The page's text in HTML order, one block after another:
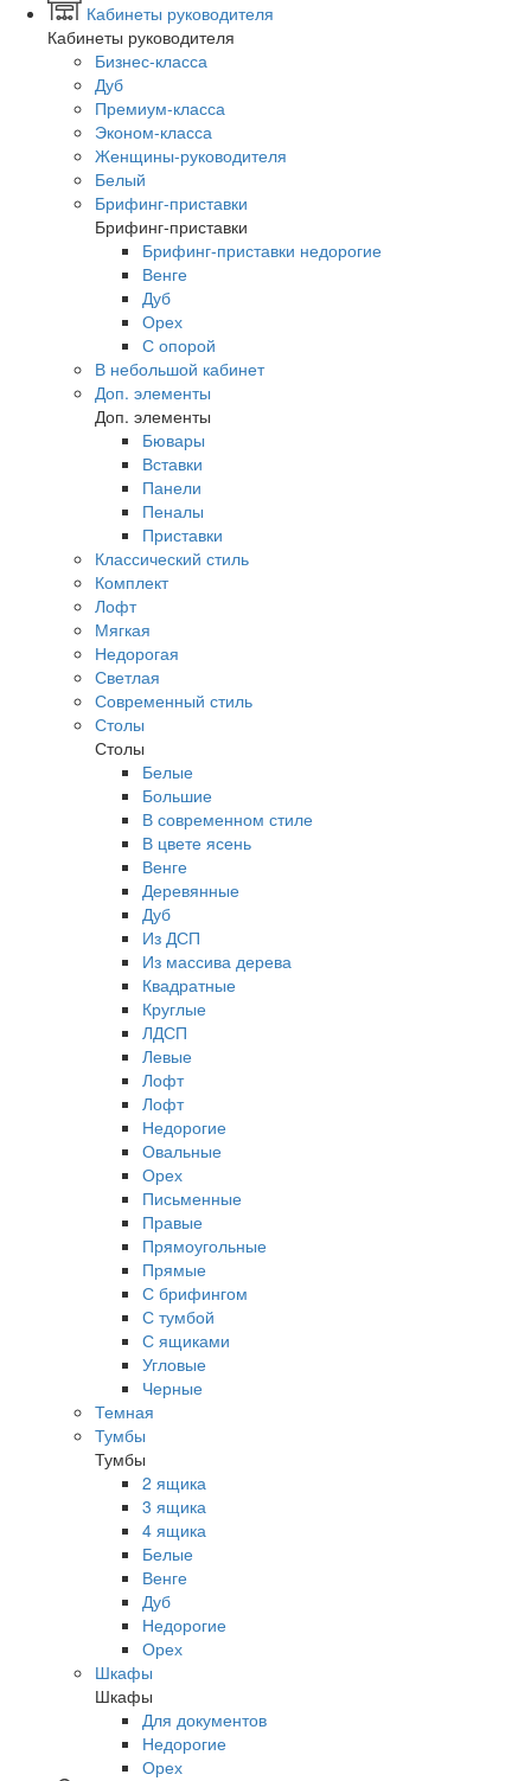
Кабинеты руководителя
Кабинеты руководителя
Бизнес-класса
Дуб
Премиум-класса
Эконом-класса
Женщины-руководителя
Белый
Брифинг-приставки
Брифинг-приставки
Брифинг-приставки недорогие
Венге
Дуб
Орех
С опорой
В небольшой кабинет
Доп. элементы
Доп. элементы
Бювары
Вставки
Панели
Пеналы
Приставки
Классический стиль
Комплект
Лофт
Мягкая
Недорогая
Светлая
Современный стиль
Столы
Столы
Белые
Большие
В современном стиле
В цвете ясень
Венге
Деревянные
Дуб
Из ДСП
Из массива дерева
Квадратные
Круглые
ЛДСП
Левые
Лофт
Лофт
Недорогие
Овальные
Орех
Письменные
Правые
Прямоугольные
Прямые
С брифингом
С тумбой
С ящиками
Угловые
Черные
Темная
Тумбы
Тумбы
2 ящика
3 ящика
4 ящика
Белые
Венге
Дуб
Недорогие
Орех
Шкафы
Шкафы
Для документов
Недорогие
Орех